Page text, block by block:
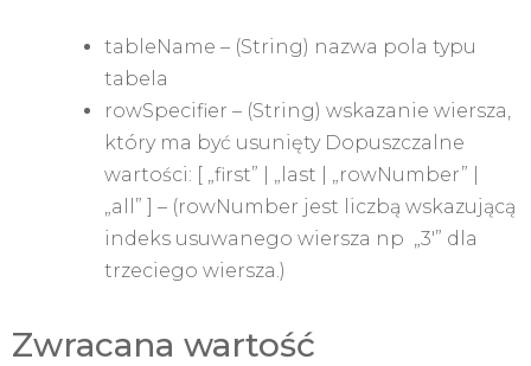
tableName – (String) nazwa pola typu
tabela
rowSpecifier – (String) wskazanie wiersza,
który ma być usunięty Dopuszczalne
wartości: [ „first” | „last | „rowNumber” |
„all” ] – (rowNumber jest liczbą wskazującą
indeks usuwanego wiersza np „3′” dla
trzeciego wiersza.)
Zwracana wartość